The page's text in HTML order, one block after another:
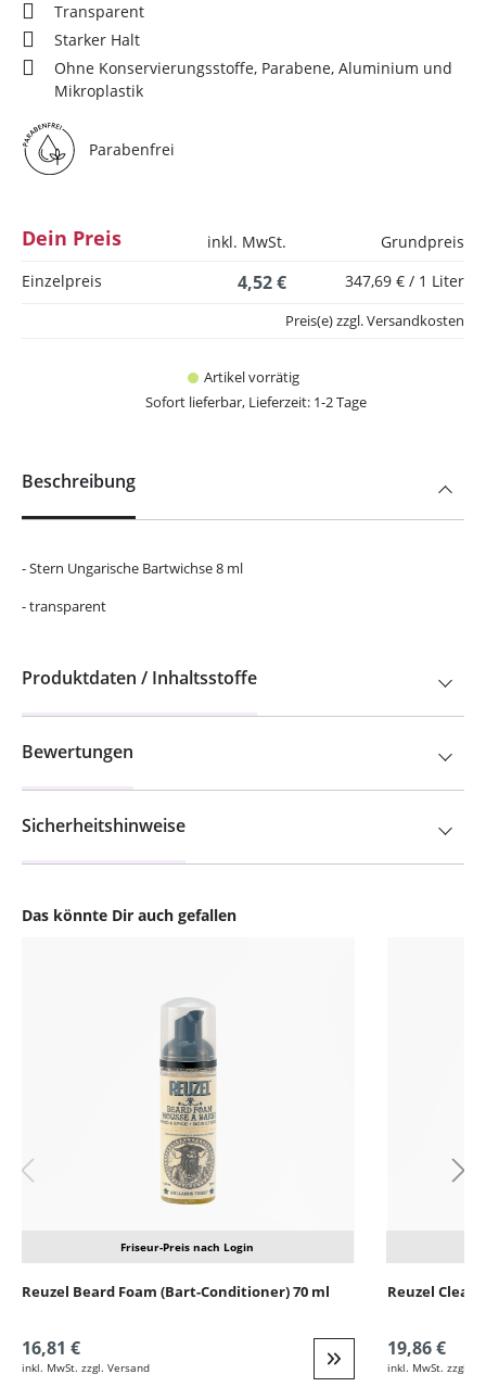
Transparent
Starker Halt
Ohne Konservierungsstoffe, Parabene, Aluminium und
Mikroplastik
Parabenfrei
Dein Preis inkl. MwSt.
Grundpreis
Einzelpreis
4,52 € 347,69 € / 1 Liter
Artikel vorrätig
Sofort lieferbar, Lieferzeit: 1-2 Tage
Preis(e) zzgl. Versandkosten
Das könnte Dir auch gefallen
Friseur-Preis nach Login
Reuzel Beard Foam (Bart-Conditioner) 70 ml
16,81 €
inkl. MwSt. zzgl. Versand Weiter zur Detail
Reuzel Clean
19,86 €
inkl. MwSt. zzgl.
Beschreibung
- Stern Ungarische Bartwichse 8 ml
- transparent
Produktdaten / Inhaltsstoffe
Bewertungen
Sicherheitshinweise